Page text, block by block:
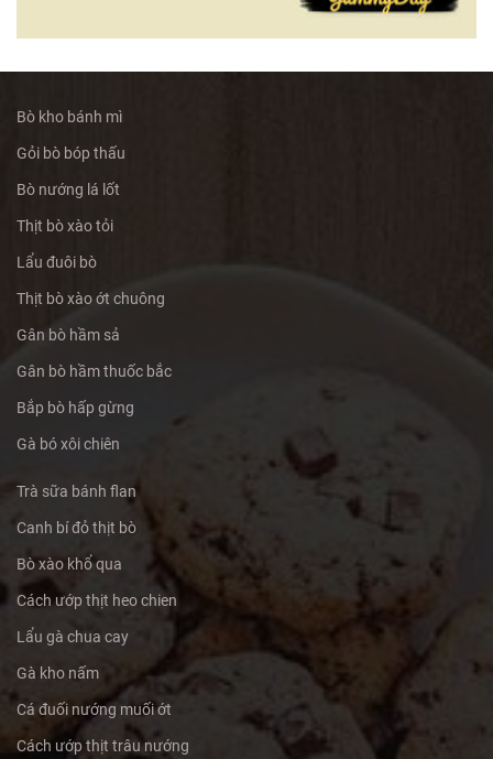
Bò kho bánh mì
Gỏi bò bóp thấu
Bò nướng lá lốt
Thịt bò xào tỏi
Lẩu đuôi bò
Thịt bò xào ớt chuông
Gân bò hầm sả
Gân bò hầm thuốc bắc
Bắp bò hấp gừng
Gà bó xôi chiên
Trà sữa bánh flan
Canh bí đỏ thịt bò
Bò xào khổ qua
Cách ướp thịt heo chien
Lẩu gà chua cay
Gà kho nấm
Cá đuối nướng muối ớt
Cách ướp thịt trâu nướng